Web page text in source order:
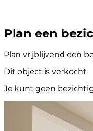
Plan een
Plan vrijblijvend een
Dit object is verkocht
Je kunt geen